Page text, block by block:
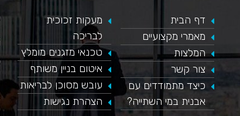
כאן מופיע חלון פייסבוק, למעבר לפייסבוק לחץ כאן
דף הבית
מאמרי מקצועיים
המלצות
צור קשר
כיצד מתמודדים עם
אבנית במי השתייה?
​מעקות זכוכית
לבריכה
טכנאי מזגנים מומלץ
איטום בניין משותף
עובש מסוכן לבריאות
הצהרת נגישות